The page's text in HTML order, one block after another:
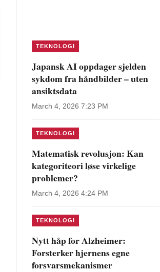
TEKNOLOGI
Japansk AI oppdager sjelden
sykdom fra håndbilder – uten
ansiktsdata
March 4, 2026 7:23 PM
TEKNOLOGI
Matematisk revolusjon: Kan
kategoriteori løse virkelige
problemer?
March 4, 2026 4:24 PM
TEKNOLOGI
Nytt håp for Alzheimer:
Forsterker hjernens egne
forsvarsmekanismer